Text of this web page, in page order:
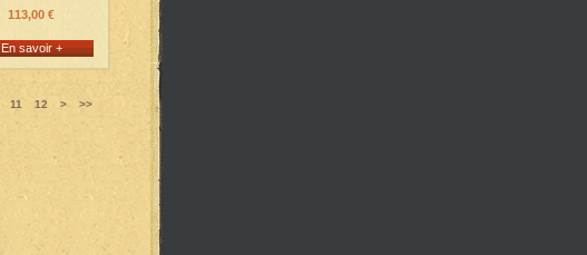
113,00 €
En savoir +
11 12 > >>